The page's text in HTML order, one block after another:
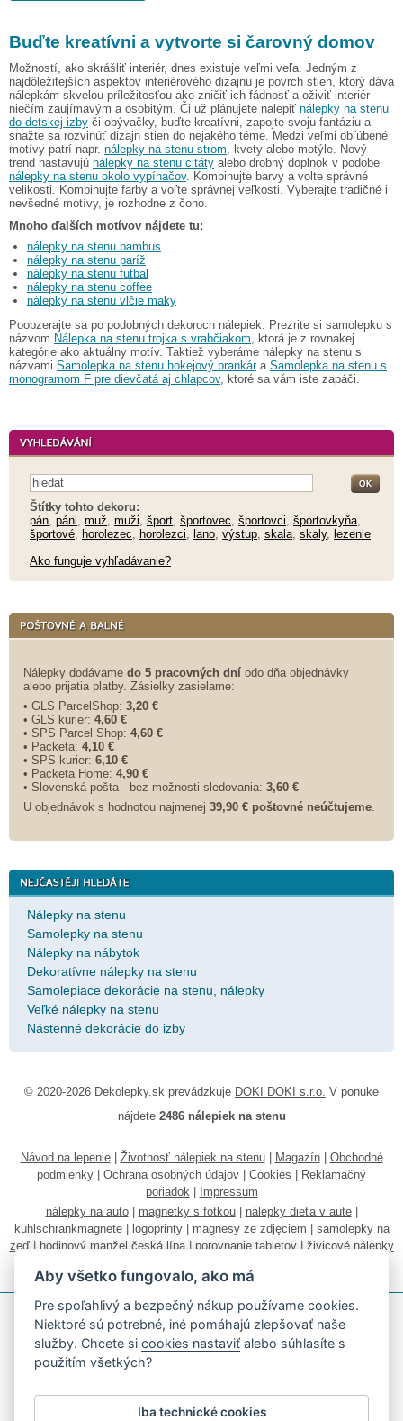
Buďte kreatívni a vytvorte si čarovný domov
Možností, ako skrášliť interiér, dnes existuje veľmi veľa. Jedným z
najdôležitejších aspektov interiérového dizajnu je povrch stien, ktorý dáva
nálepkám skvelou príležitosťou ako zničiť ich fádnosť a oživiť interiér
niečím zaujímavým a osobitým. Či už plánujete nalepiť nálepky na stenu
do detskej izby či obývačky, buďte kreatívni, zapojte svoju fantáziu a
snažte sa rozvinúť dizajn stien do nejakého téme. Medzi veľmi obľúbené
motívy patrí napr. nálepky na stenu strom , kvety alebo motýle. Nový
trend nastavujú nálepky na stenu citáty alebo drobný doplnok v podobe
nálepky na stenu okolo vypínačov. Kombinujte barvy a volte správné
velikosti. Kombinujte farby a voľte správnej veľkosti. Vyberajte tradičné i
nevšedné motívy, je rozhodne z čoho.
Mnoho ďalších motívov nájdete tu:
nálepky na stenu bambus
nálepky na stenu paríž
nálepky na stenu futbal
nálepky na stenu coffee
nálepky na stenu vlčie maky
Poobzerajte sa po podobných dekoroch nálepiek. Prezrite si samolepku s
názvom Nálepka na stenu trojka s vrabčiakom , ktorá je z rovnakej
kategórie ako aktuálny motív. Taktiež vyberáme nálepky na stenu s
názvami Samolepka na stenu hokejový brankára Samolepka na stenu s
monogramom F pre dievčatá aj chlapcov, ktoré sa vám iste zapáči.
Štítky tohto dekoru:
pán páni muž muži šport športovec športovci športovkyňa
športové horolezec horolezci lano výstup skala skaly, lezenie
Ako funguje vyhľadávanie?
Nálepky dodávame do 5 pracovných dní odo dňa objednávky
alebo prijatia platby. Zásielky zasielame:
• GLS ParcelShop: 3,20 €
• GLS kurier: 4,60 €
• SPS Parcel Shop: 4,60 €
• Packeta: 4,10 €
• SPS kurier: 6,10 €
• Packeta Home: 4,90 €
• Slovenská pošta - bez možnosti sledovania: 3,60 €
U objednávok s hodnotou najmenej 39,90 € poštovné neúčtujeme
Nálepky na stenu
Samolepky na stenu
Nálepky na nábytok
Dekoratívne nálepky na stenu
Samolepiace dekorácie na stenu, nálepky
Veľké nálepky na stenu
Nástenné dekorácie do izby
© 2020-2026 Dekolepky.sk prevádzkuje DOKI DOKI s.r.o. V ponuke
nájdete 2486 nálepiek na stenu
Návod na lepenie| Životnosť nálepiek na stenu| Magazín| Obchodné
podmienky
Ochrana osobných údajov Cookies
Reklamačný
poriadok|
Impressum
nálepky na auto| magnetky s fotkou| nálepky dieťa v aute|
kühlschrankmagnete| logoprinty| magnesy ze zdjęciem
samolepky na
zeď| hodinový manžel česká lípa| porovnanie tabletov| živicové nálepky
Aby všetko fungovalo, ako má
Pre spoľahlivý a bezpečný nákup používame cookies.
Niektoré sú potrebné, iné pomáhajú zlepšovať naše
služby. Chcete sicookies nastaviť alebo súhlasíte s
použitím všetkých?
Iba technické cookies